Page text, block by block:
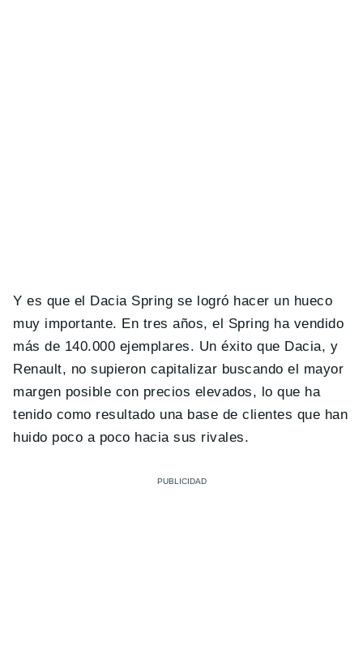
Y es que el Dacia Spring se logró hacer un hueco
muy importante. En tres años, el Spring ha vendido
más de 140.000 ejemplares. Un éxito que Dacia, y
Renault, no supieron capitalizar buscando el mayor
margen posible con precios elevados, lo que ha
tenido como resultado una base de clientes que han
huido poco a poco hacia sus rivales.